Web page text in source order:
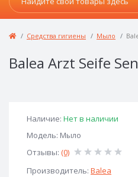
Средства гигиены Мыло
Balea Arzt Seife
Наличие: Нет в наличии
Модель: Мыло
Отзывы: (0)
Производитель: Balea